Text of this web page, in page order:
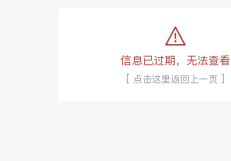
tip:
信息已过期，无法查看
[ 点击这里返回上一页 ]